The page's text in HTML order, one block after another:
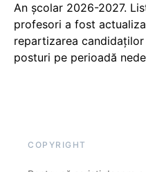
An școlar 2026-2027.
profesori a fost
repartizarea
posturi pe perioadă
COPYRIGHT